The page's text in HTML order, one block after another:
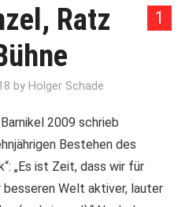
1
Ratz
by Holger Schade
2009 schrieb
Bestehen des
„Es ist Zeit, dass wir für
Welt aktiver, lauter